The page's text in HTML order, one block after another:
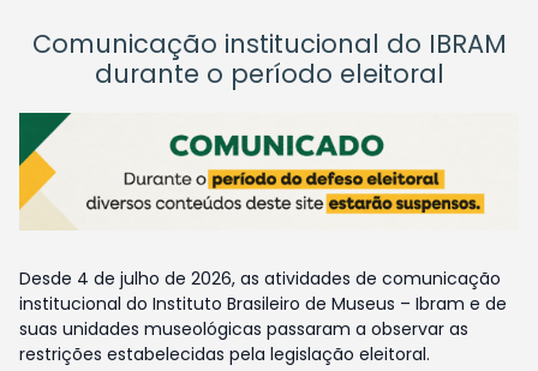
Comunicação institucional do IBRAM
durante o período eleitoral
Desde 4 de julho de 2026, as atividades de comunicação
institucional do Instituto Brasileiro de Museus – Ibram e de
suas unidades museológicas passaram a observar as
restrições estabelecidas pela legislação eleitoral.